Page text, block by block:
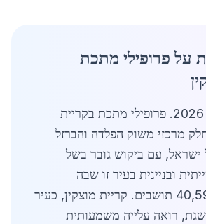
על פרופילי מתכת
מעודכן לאפריל 2026. פרופילי מתכת בקריית
מרכזי משוק הפלדה והברזל
ישראל, עם ביקוש גובר בשל
ובניינית בעיר זו שבה
מתגוררים כ-40,590 תושבים. קריית מוצקין, כעיר
רואה עלייה משמעותית